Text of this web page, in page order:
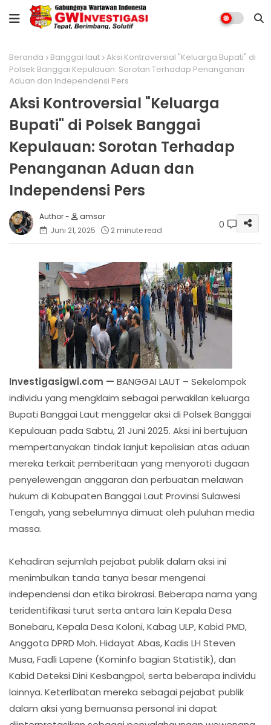
Beranda Banggai laut Aksi Kontroversial "Keluarga Bupati" di
Polsek Banggai Kepulauan: Sorotan Terhadap Penanganan
Aduan dan Independensi Pers
Aksi Kontroversial "Keluarga
Bupati" di Polsek Banggai
Kepulauan: Sorotan Terhadap
Penanganan Aduan dan
Independensi Pers
amsar
Juni 21, 2025
2 minute read 0
Investigasigwi.com — BANGGAI LAUT – Sekelompok
individu yang mengklaim sebagai perwakilan keluarga
Bupati Banggai Laut menggelar aksi di Polsek Banggai
Kepulauan pada Sabtu, 21 Juni 2025. Aksi ini bertujuan
mempertanyakan tindak lanjut kepolisian atas aduan
mereka terkait pemberitaan yang menyoroti dugaan
penyelewengan anggaran dan perbuatan melawan
hukum di Kabupaten Banggai Laut Provinsi Sulawesi
Tengah, yang sebelumnya dimuat oleh puluhan media
massa.
Kehadiran sejumlah pejabat publik dalam aksi ini
menimbulkan tanda tanya besar mengenai
independensi dan etika birokrasi. Beberapa nama yang
teridentifikasi turut serta antara lain Kepala Desa
Bonebaru, Kepala Desa Koloni, Kabag ULP, Kabid PMD,
Anggota DPRD Moh. Hidayat Abas, Kadis LH Steven
Musa, Fadli Lapene (Kominfo bagian Statistik), dan
Kabid Deteksi Dini Kesbangpol, serta beberapa individu
lainnya. Keterlibatan mereka sebagai pejabat publik
dalam aksi yang bernuansa personal ini dapat